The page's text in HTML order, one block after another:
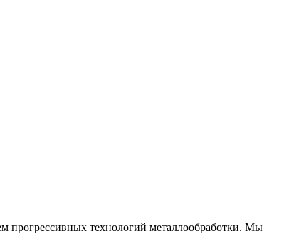
прогрессивных технологий металлообработки. Мы